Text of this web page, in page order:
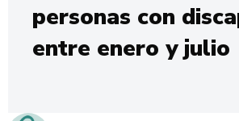
personas con
entre enero y julio